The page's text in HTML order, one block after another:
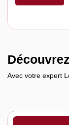
Avec votre expert